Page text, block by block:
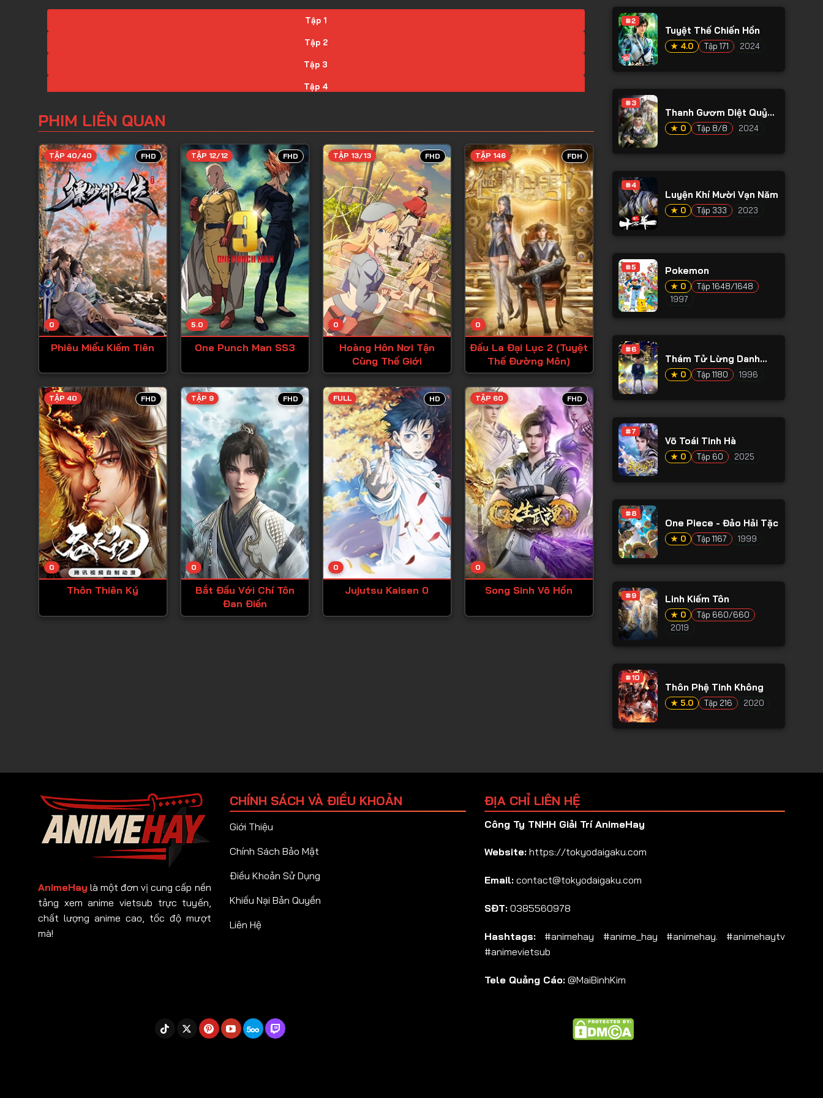
Tập 1
Tập 2
Tập 3
Tập 4
Tập 6
Tập 7
Tập 8
Tập 9
Tập 10
Tập 11
Tập 12
Tập 13
Tập 14
Tập 15
Tập 17
Tập 18
Tập 19
Tập 20
Tập 21
Tập 22
Tập 23
Tập 24
Tập 25
Tập 26
Tập 28
Tập 36
Tập 37
Tập 39
Tập 40
Tập 41
PHIM LIÊN QUAN
FHD
0
TẬP 40/40
Phiêu Miểu Kiếm Tiên
FHD
5.0
TẬP 12/12
One Punch Man SS3
FHD
0
TẬP 13/13
Hoàng Hôn Nơi Tận
Cùng Thế Giới
FDH
0
TẬP 146
Đấu La Đại Lục 2 (Tuyệt
Thế Đường Môn)
FHD
0
TẬP 40
Thôn Thiên Ký
FHD
0
TẬP 9
Bắt Đầu Với Chí Tôn
Đan Điền
HD
0
FULL
Jujutsu Kaisen 0
FHD
0
TẬP 60
Song Sinh Võ Hồn
#2
Tuyệt Thế Chiến Hồn
★ 4.0 Tập 171 2024
#3
Thanh Gươm Diệt Quỷ
Phần 4
★ 0 Tập 8/8 2024
#4
Luyện Khí Mười Vạn Năm
★ 0 Tập 333 2023
#5 Pokemon
★ 0
Tập 1648/1648
1997
#6
Thám Tử Lừng Danh
Conan
★ 0 Tập 1180 1996
#7
Võ Toái Tinh Hà
★ 0 Tập 60 2025
#8
One Piece - Đảo Hải Tặc
★ 0 Tập 1167 1999
#9 Linh Kiếm Tôn
★ 0
Tập 660/660
2019
#10
Thôn Phệ Tinh Không
★ 5.0 Tập 216 2020
AnimeHay là một đơn vị cung cấp nền
tảng xem anime vietsub trực tuyến,
chất lượng anime cao, tốc độ mượt
mà!
CHÍNH SÁCH VÀ ĐIỀU KHOẢN
Giới Thiệu
Chính Sách Bảo Mật
Điều Khoản Sử Dụng
Khiếu Nại Bản Quyền
Liên Hệ
ĐỊA CHỈ LIÊN HỆ
Công Ty TNHH Giải Trí AnimeHay
Website: https://tokyodaigaku.com
Email: contact@tokyodaigaku.com
SĐT: 0385560978
Hashtags: #animehay #anime_hay #animehay. #animehaytv
#animevietsub
Tele Quảng Cáo: @MaiBinhKim